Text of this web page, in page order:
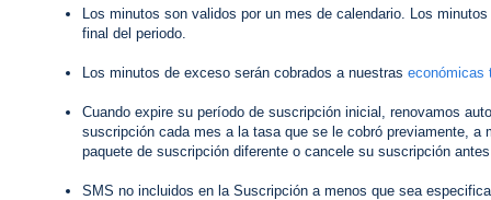
Los minutos son validos por un mes de calendario. Los
final del periodo.
Los minutos de exceso serán cobrados a nuestras económicas
Cuando expire su período de suscripción inicial, renovamos
suscripción cada mes a la tasa que se le cobró previamente, a
paquete de suscripción diferente o cancele su suscripción
SMS no incluidos en la Suscripción a menos que sea